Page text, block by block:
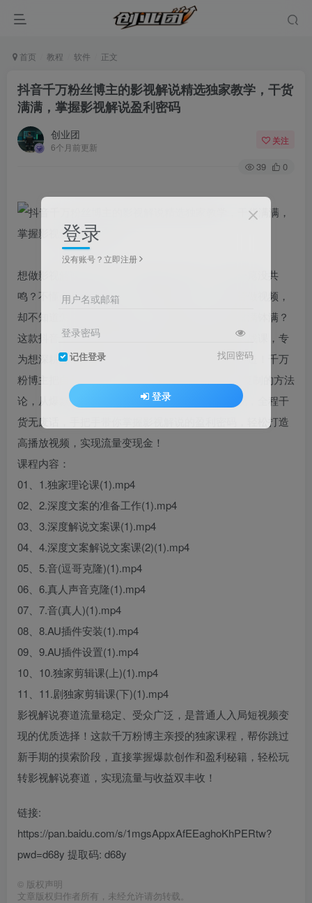
首页 教程 软件 正文
抖音千万粉丝博主的影视解说精选独家教学，干货
满满，掌握影视解说盈利密码
创业团
6个月前更新
关注
39 0
想做影视解说短视频，却选题老套没流量、文案干瘪没共
鸣？不懂合规二创技巧，怕侵权被封号？辛辛苦苦做视频，
却不知道怎么打通变现路径，只能看着别人賺得盆满钵满？
这款抖音千万粉丝博主亲授的影视解说精选独家实战课，专
为想深耕影视解说赛道、涨粉变现的创作者量身打造！千万
粉博主把自己从0到千万粉丝的独家经验浓缩成可复制的方法
论，从爆款选题、黄金文案、剪辑技巧到合规变现，全程干
货无废话，手把手带你掌握影视解说的盈利密码，轻松打造
高播放视频，实现流量变现金！
课程内容：
01、1.独家理论课(1).mp4
02、2.深度文案的准备工作(1).mp4
03、3.深度解说文案课(1).mp4
04、4.深度文案解说文案课(2)(1).mp4
05、5.音(逗哥克隆)(1).mp4
06、6.真人声音克隆(1).mp4
07、7.音(真人)(1).mp4
08、8.AU插件安装(1).mp4
09、9.AU插件设置(1).mp4
10、10.独家剪辑课(上)(1).mp4
11、11.剧独家剪辑课(下)(1).mp4
影视解说赛道流量稳定、受众广泛，是普通人入局短视频变
现的优质选择！这款千万粉博主亲授的独家课程，帮你跳过
新手期的摸索阶段，直接掌握爆款创作和盈利秘籍，轻松玩
转影视解说赛道，实现流量与收益双丰收！
链接:
https://pan.baidu.com/s/1mgsAppxAfEEaghoKhPERtw?
pwd=d68y 提取码: d68y
© 版权声明
文章版权归作者所有，未经允许请勿转载。
登录
没有账号？立即注册
用户名或邮箱
登录密码
记住登录 找回密码
登录